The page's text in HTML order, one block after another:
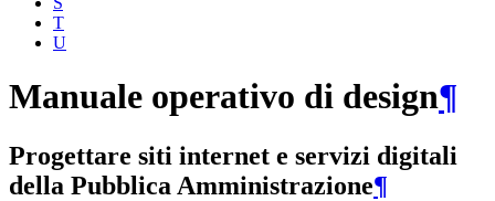
T
U
Manuale operativo di design¶
Progettare siti internet e servizi digitali
della Pubblica Amministrazione¶